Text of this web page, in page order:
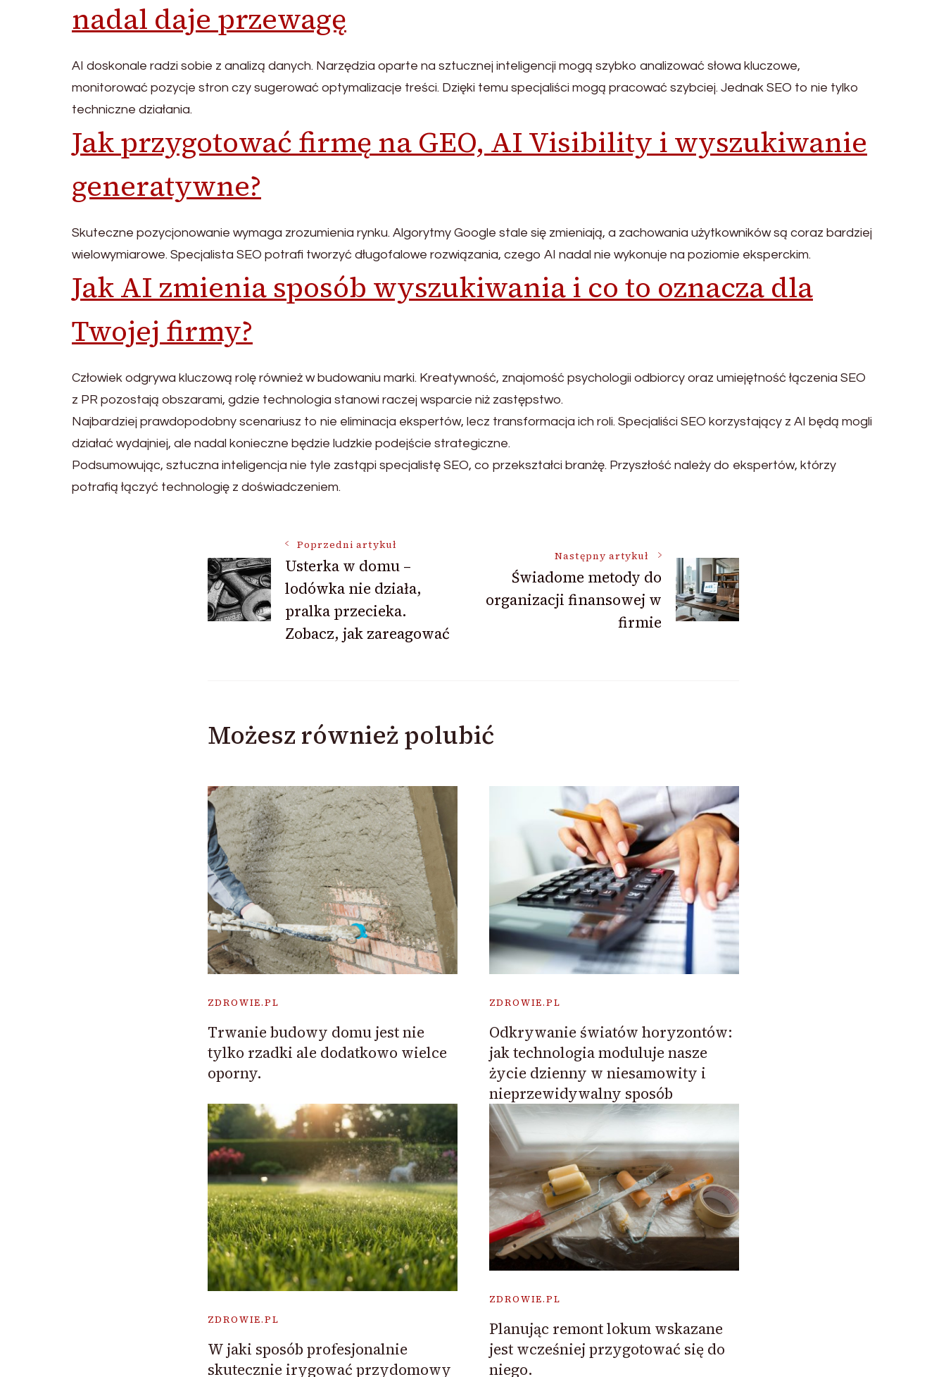
nadal daje przewagę
AI doskonale radzi sobie z analizą danych. Narzędzia oparte na sztucznej inteligencji mogą szybko analizować słowa kluczowe,
monitorować pozycje stron czy sugerować optymalizacje treści. Dzięki temu specjaliści mogą pracować szybciej. Jednak SEO to nie tylko
techniczne działania.
Jak przygotować firmę na GEO, AI Visibility i wyszukiwanie
generatywne?
Skuteczne pozycjonowanie wymaga zrozumienia rynku. Algorytmy Google stale się zmieniają, a zachowania użytkowników są coraz bardziej
wielowymiarowe. Specjalista SEO potrafi tworzyć długofalowe rozwiązania, czego AI nadal nie wykonuje na poziomie eksperckim.
Jak AI zmienia sposób wyszukiwania i co to oznacza dla
Twojej firmy?
Człowiek odgrywa kluczową rolę również w budowaniu marki. Kreatywność, znajomość psychologii odbiorcy oraz umiejętność łączenia SEO
z PR pozostają obszarami, gdzie technologia stanowi raczej wsparcie niż zastępstwo.
Najbardziej prawdopodobny scenariusz to nie eliminacja ekspertów, lecz transformacja ich roli. Specjaliści SEO korzystający z AI będą mogli
działać wydajniej, ale nadal konieczne będzie ludzkie podejście strategiczne.
Podsumowując, sztuczna inteligencja nie tyle zastąpi specjalistę SEO, co przekształci branżę. Przyszłość należy do ekspertów, którzy
potrafią łączyć technologię z doświadczeniem.
Nawigacja
wpisu
Poprzedni artykuł
Usterka w domu –
lodówka nie działa,
pralka przecieka.
Zobacz, jak zareagować
Następny artykuł
Świadome metody do
organizacji finansowej w
firmie
Możesz również polubić
ZDROWIE.PL
Trwanie budowy domu jest nie
tylko rzadki ale dodatkowo wielce
oporny.
ZDROWIE.PL
Odkrywanie światów horyzontów:
jak technologia moduluje nasze
życie dzienny w niesamowity i
nieprzewidywalny sposób
ZDROWIE.PL
W jaki sposób profesjonalnie
skutecznie irygować przydomowy
ZDROWIE.PL
Planując remont lokum wskazane
jest wcześniej przygotować się do
niego.